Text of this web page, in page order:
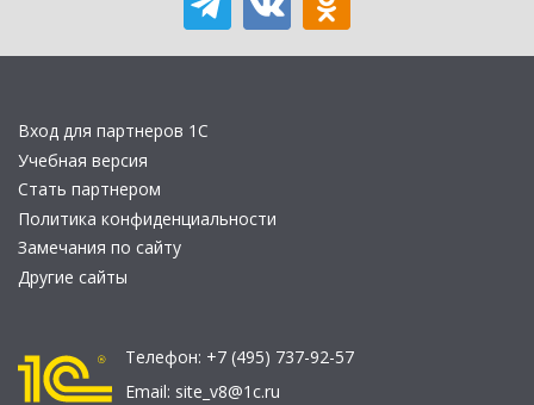
Вход для партнеров 1С
Учебная версия
Стать партнером
Политика конфиденциальности
Замечания по сайту
Другие сайты
Телефон: +7 (495) 737-92-57
Email: site_v8@1c.ru